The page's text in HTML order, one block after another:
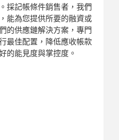
採記帳條件銷售者，我們
能為您提供所要的融資或
的供應鏈解決方案，專門
最佳配置，降低應收帳款
的能見度與掌控度。